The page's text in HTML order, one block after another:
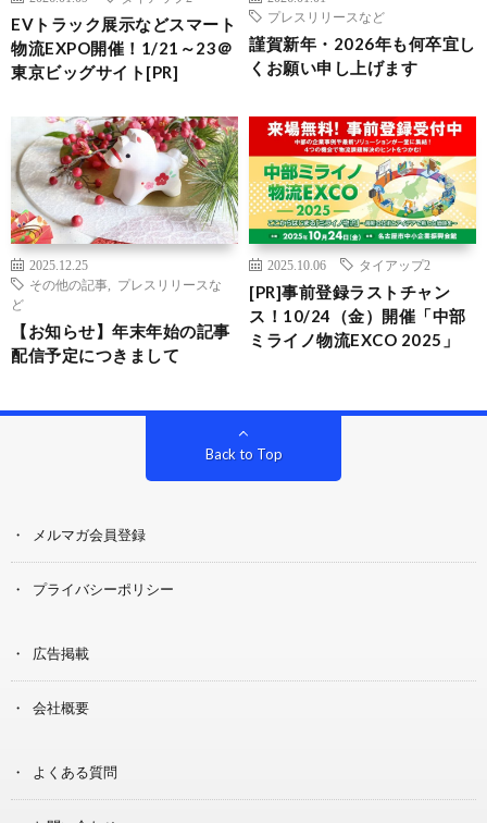
EVトラック展示などスマート
物流EXPO開催！1/21～23＠
東京ビッグサイト[PR]
プレスリリースなど
謹賀新年・2026年も何卒宜し
くお願い申し上げます
2025.12.25
その他の記事
プレスリリースな
ど
【お知らせ】年末年始の記事
配信予定につきまして
2025.10.06 タイアップ2
[PR]事前登録ラストチャン
ス！10/24（金）開催「中部
ミライノ物流EXCO 2025」
Back to Top
メルマガ会員登録
プライバシーポリシー
広告掲載
会社概要
よくある質問